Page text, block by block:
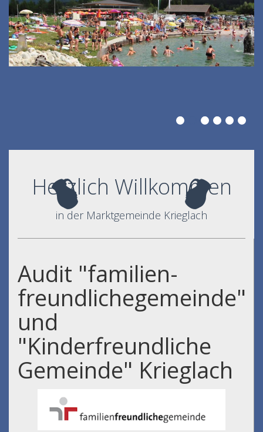
Herzlich Willkommen
in der Marktgemeinde Krieglach
Audit "familien-
freundlichegemeinde"
und
"Kinderfreundliche
Gemeinde" Krieglach